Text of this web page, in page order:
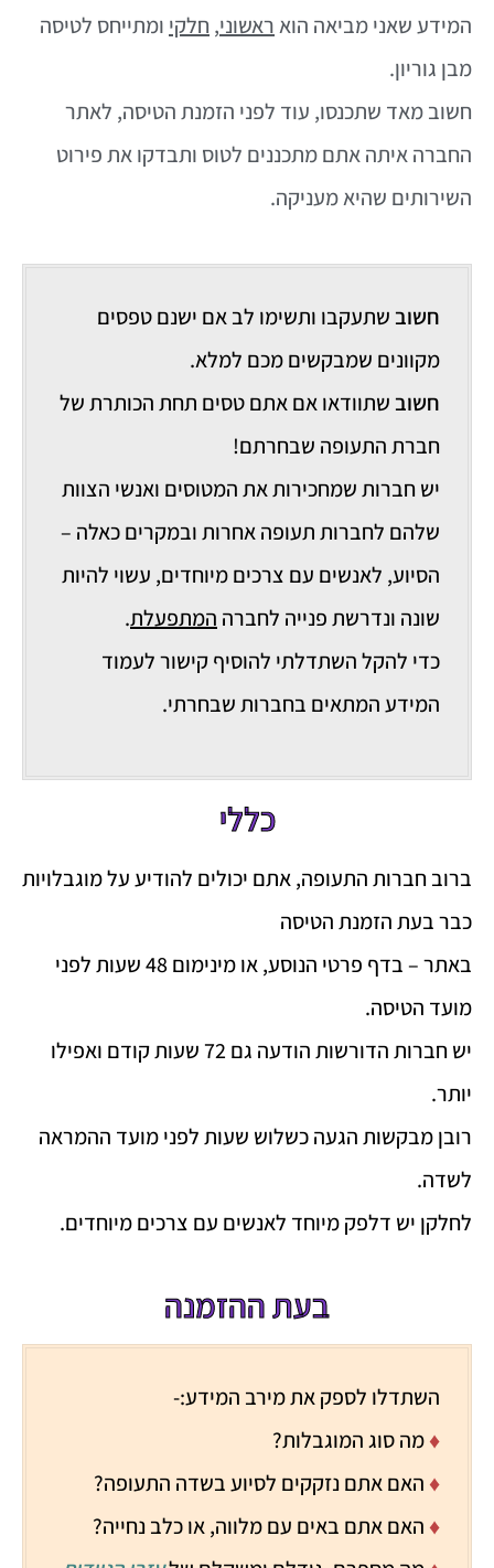
המידע שאני מביאה הואראשוני, חלקי ומתייחס לטיסה
מבן גוריון.
חשוב מאד שתכנסו, עוד לפני הזמנת הטיסה, לאתר
החברה איתה אתם מתכננים לטוס ותבדקו את פירוט
השירותים שהיא מעניקה.
חשוב שתעקבו ותשימו לב אם ישנם טפסים
מקוונים שמבקשים מכם למלא.
חשוב שתוודאו אם אתם טסים תחת הכותרת של
חברת התעופה שבחרתם!
יש חברות שמחכירות את המטוסים ואנשי הצוות
שלהם לחברות תעופה אחרות ובמקרים כאלה –
הסיוע, לאנשים עם צרכים מיוחדים, עשוי להיות
שונה ונדרשת פנייה לחברה המתפעלת.
כדי להקל השתדלתי להוסיף קישור לעמוד
המידע המתאים בחברות שבחרתי.
כללי
ברוב חברות התעופה, אתם יכולים להודיע על מוגבלויות
כבר בעת הזמנת הטיסה
באתר – בדף פרטי הנוסע, או מינימום 48 שעות לפני
מועד הטיסה.
יש חברות הדורשות הודעה גם 72 שעות קודם ואפילו
יותר.
רובן מבקשות הגעה כשלוש שעות לפני מועד ההמראה
לשדה.
לחלקן יש דלפק מיוחד לאנשים עם צרכים מיוחדים.
בעת ההזמנה
השתדלו לספק את מירב המידע:-
♦מה סוג המוגבלות?
♦האם אתם נזקקים לסיוע בשדה התעופה?
♦האם אתם באים עם מלווה, או כלב נחייה?